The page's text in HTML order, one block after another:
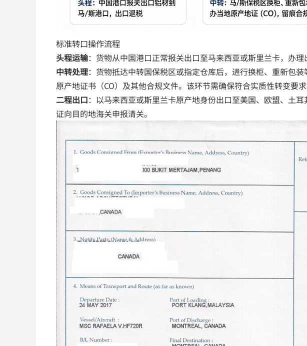
标准转口操作流程
头程运输：货物从中国港口正常报关出口至马来西亚或斯里兰卡，办理
中转处理：货物抵达中转国保税区或指定仓库后，进行换柜、重新包
原产地证书（CO）及其他合规文件。该环节需确保符合实质性转变要
二程出口：以马来西亚或斯里兰卡原产地身份出口至美国、欧盟、土
证向目的地海关申报清关。